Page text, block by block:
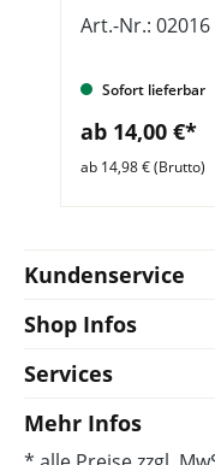
Art.-Nr.: 02016
Sofort lieferbar
ab 14,00 €*
ab 14,98 € (Brutto)
Kundenservice
Shop Infos
Services
Mehr Infos